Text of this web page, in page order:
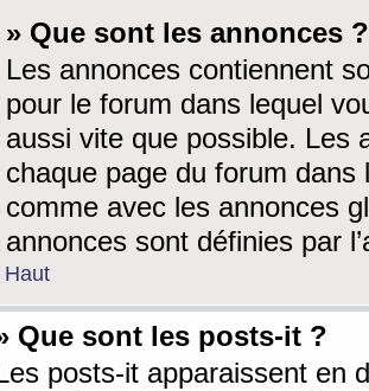
» Que sont les annonces ?
Les annonces contiennent
pour le forum dans lequel
aussi vite que possible. Les
chaque page du forum dans
comme avec les annonces
annonces sont définies par
Haut
Que sont les posts-it ?
posts-it apparaissent en